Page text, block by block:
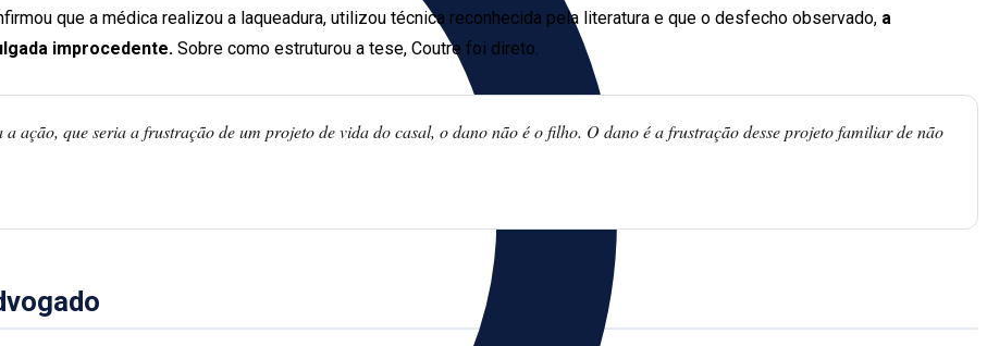
que a médica realizou a laqueadura, utilizou técnica reconhecida pela literatura e que o desfecho observado, a
improcedente. Sobre como estruturou a tese, Coutre foi direto.
ação, que seria a frustração de um projeto de vida do casal, o dano não é o filho. O dano é a frustração desse projeto familiar de não